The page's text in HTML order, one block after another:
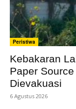
Peristiwa
Kebakaran
Paper
Dievakuasi
6 Agustus 2026